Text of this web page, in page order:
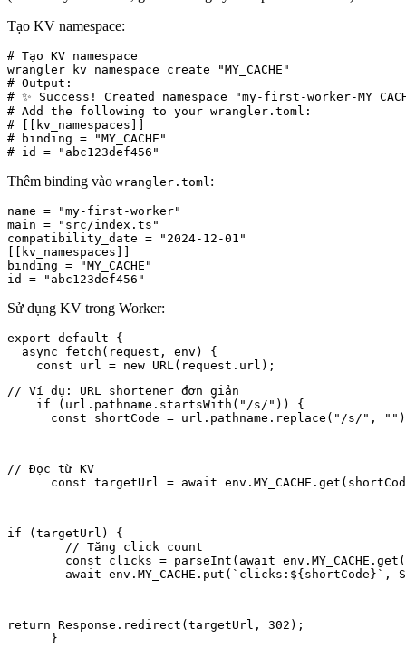
Tạo KV namespace:
# Tạo KV namespace
wrangler kv namespace create "MY_CACHE"
# Output:
# ✨ Success! Created namespace "my-first-worker-
# Add the following to your wrangler.toml:
# [[kv_namespaces]]
# binding = "MY_CACHE"
# id = "abc123def456"
Thêm binding vào wrangler.toml:
name = "my-first-worker"
main = "src/index.ts"
compatibility_date = "2024-12-01"
[[kv_namespaces]]
binding = "MY_CACHE"
id = "abc123def456"
Sử dụng KV trong Worker:
export default {
  async fetch(request, env) {
// Ví dụ: URL shortener đơn giản
    if (url.pathname.startsWith("/s/")) {
const shortCode = url.pathname.replace("/s/",
// Đọc từ KV
const targetUrl = await
if (targetUrl) {
        // Tăng click count
const clicks = parseInt(await
await env.MY_CACHE.put(`clicks:${shortCode}`,
return Response.redirect(targetUrl, 302);
      }